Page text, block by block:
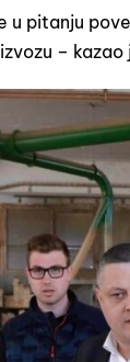
u pitanju
–